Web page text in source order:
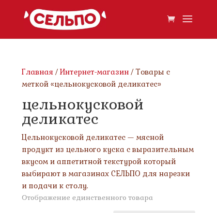
Главная /Интернет-магазин/ Товары с
меткой «цельнокусковой деликатес»
цельнокусковой
деликатес
Цельнокусковой деликатес — мясной
продукт из цельного куска с выразительным
вкусом и аппетитной текстурой который
выбирают в магазинах СЕЛЬПО для нарезки
и подачи к столу.
Отображение единственного товара